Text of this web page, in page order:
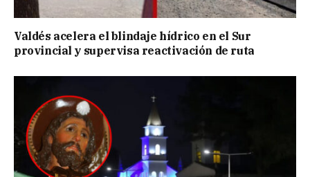
Valdés acelera el blindaje hídrico en el Sur
provincial y supervisa reactivación de ruta